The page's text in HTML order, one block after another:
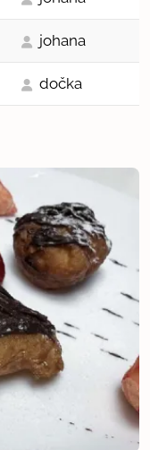
johana
dočka